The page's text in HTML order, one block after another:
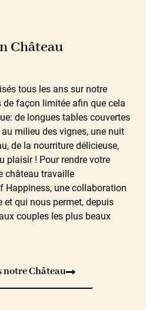
Château
tous les ans sur notre
façon limitée afin que cela
de longues tables couvertes
milieu des vignes, une nuit
de la nourriture délicieuse,
plaisir ! Pour rendre votre
château travaille
Happiness, une collaboration
qui nous permet, depuis
couples les plus beaux
notre Château